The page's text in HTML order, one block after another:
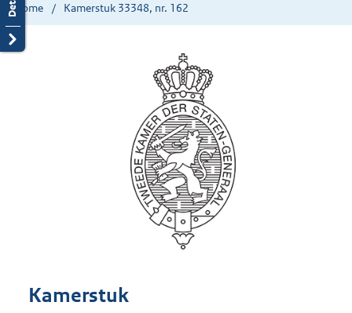
Home Kamerstuk 33348, nr. 162
Kamerstuk